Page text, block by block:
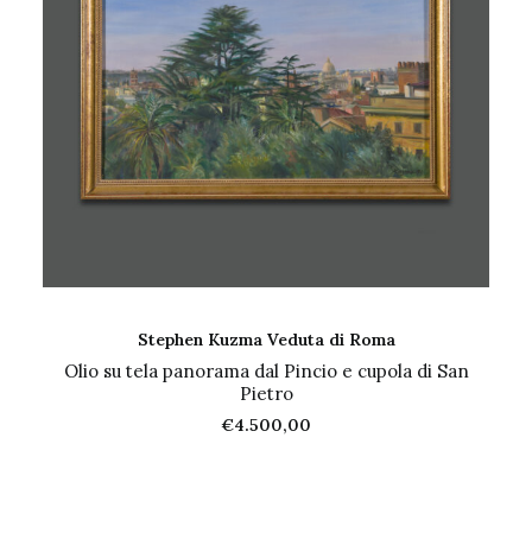
AGGIUNGI AL CARRELLO
Stephen Kuzma Veduta di Roma
Olio su tela panorama dal Pincio e cupola di San
Pietro
€4.500,00